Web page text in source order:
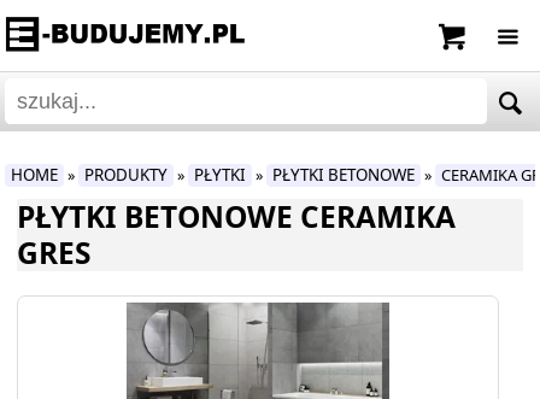
HOME » PRODUKTY » PŁYTKI » PŁYTKI BETONOWE » CERAMIKA
PŁYTKI BETONOWE CERAMIKA
GRES